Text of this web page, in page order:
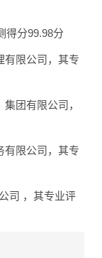
得分99.98分
有限公司，其专
团有限公司，
有限公司，其专
司 ，其专业评